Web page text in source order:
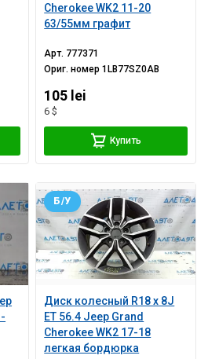
Cherokee WK2 11-20
63/55мм графит
Арт. 777371
Ориг. номер1LB77SZ0AB
105 lei
6 $
Купить
Диск колесный R18 x 8J
ET 56.4 Jeep Grand
Cherokee WK2 17-18
легкая бордюрка
Б/У